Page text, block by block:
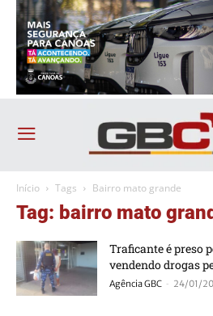
Início Tags Bairro mato grande
Tag: bairro mato
Traficante é preso
vendendo drogas
Agência GBC - 24/01/